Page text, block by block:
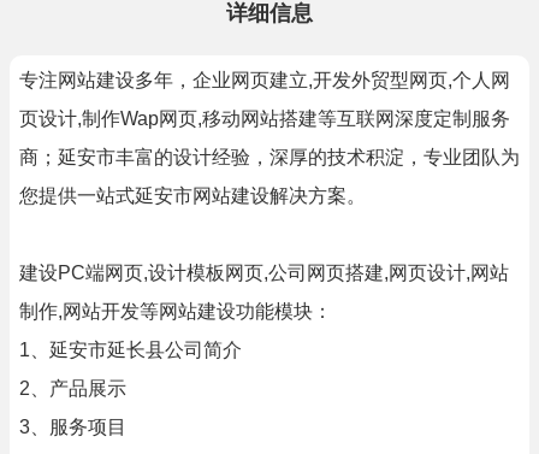
详细信息
专注网站建设多年，企业网页建立,开发外贸型网页,个人网
页设计,制作Wap网页,移动网站搭建等互联网深度定制服务
商；延安市丰富的设计经验，深厚的技术积淀，专业团队为
您提供一站式延安市网站建设解决方案。
建设PC端网页,设计模板网页,公司网页搭建,网页设计,网站
制作,网站开发等网站建设功能模块：
1、延安市延长县公司简介
2、产品展示
3、服务项目